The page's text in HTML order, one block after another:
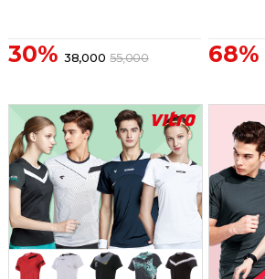
30% 38,000 55,000 68%